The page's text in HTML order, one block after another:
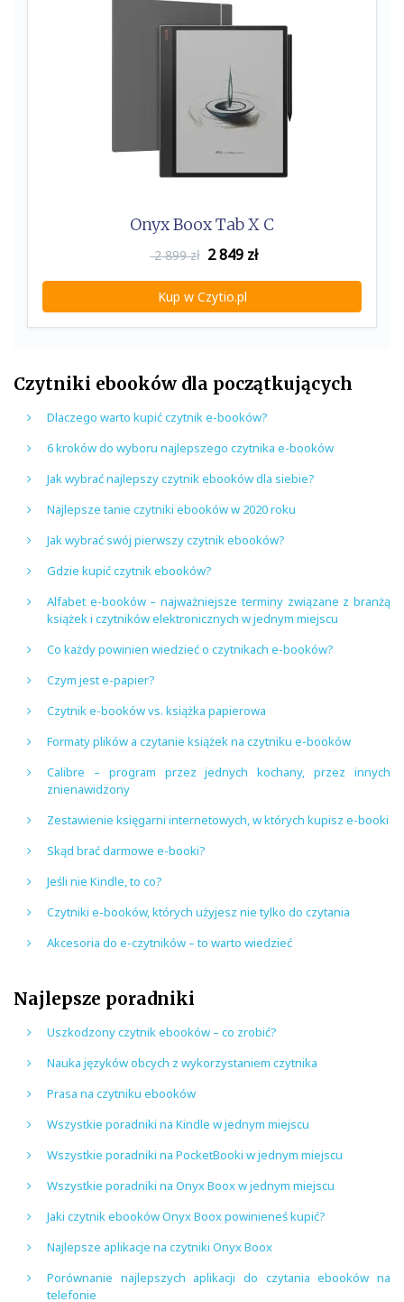
Onyx Boox Tab X C
2 899 zł 2 849zł
Kup w Czytio.pl
Czytniki ebooków dla początkujących
Dlaczego warto kupić czytnik e-booków?
6 kroków do wyboru najlepszego czytnika e-booków
Jak wybrać najlepszy czytnik ebooków dla siebie?
Najlepsze tanie czytniki ebooków w 2020 roku
Jak wybrać swój pierwszy czytnik ebooków?
Gdzie kupić czytnik ebooków?
Alfabet e-booków – najważniejsze terminy związane z branżą
książek i czytników elektronicznych w jednym miejscu
Co każdy powinien wiedzieć o czytnikach e-booków?
Czym jest e-papier?
Czytnik e-booków vs. książka papierowa
Formaty plików a czytanie książek na czytniku e-booków
Calibre – program przez jednych kochany, przez innych
znienawidzony
Zestawienie księgarni internetowych, w których kupisz e-booki
Skąd brać darmowe e-booki?
Jeśli nie Kindle, to co?
Czytniki e-booków, których użyjesz nie tylko do czytania
Akcesoria do e-czytników – to warto wiedzieć
Najlepsze poradniki
Uszkodzony czytnik ebooków – co zrobić?
Nauka języków obcych z wykorzystaniem czytnika
Prasa na czytniku ebooków
Wszystkie poradniki na Kindle w jednym miejscu
Wszystkie poradniki na PocketBooki w jednym miejscu
Wszystkie poradniki na Onyx Boox w jednym miejscu
Jaki czytnik ebooków Onyx Boox powinieneś kupić?
Najlepsze aplikacje na czytniki Onyx Boox
Porównanie najlepszych aplikacji do czytania ebooków na
telefonie